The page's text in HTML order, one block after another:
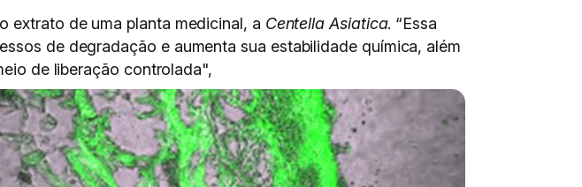
extrato de uma planta medicinal, a Centella Asiatica. “Essa
de degradação e aumenta sua estabilidade química, além
de liberação controlada",